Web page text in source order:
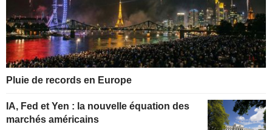
Pluie de records en Europe
IA, Fed et Yen : la nouvelle équation des
marchés américains